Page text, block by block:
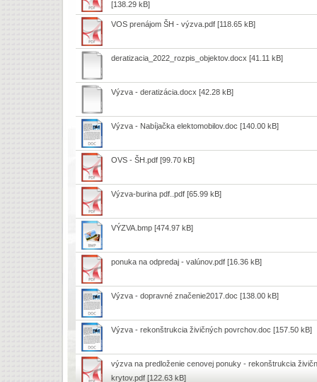
[138.29 kB]
VOS prenájom ŠH - výzva.pdf [118.65 kB]
deratizacia_2022_rozpis_objektov.docx [41.11 kB]
Výzva - deratizácia.docx [42.28 kB]
Výzva - Nabíjačka elektomobilov.doc [140.00 kB]
OVS - ŠH.pdf [99.70 kB]
Výzva-burina pdf..pdf [65.99 kB]
VÝZVA.bmp [474.97 kB]
ponuka na odpredaj - valúnov.pdf [16.36 kB]
Výzva - dopravné značenie2017.doc [138.00 kB]
Výzva - rekonštrukcia živičných povrchov.doc [157.50 kB]
výzva na predloženie cenovej ponuky - rekonštrukcia
krytov.pdf [122.63 kB]